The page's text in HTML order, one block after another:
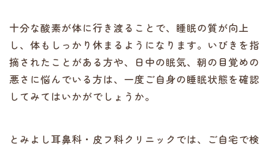
十分な酸素が体に行き渡ることで、睡眠の質が向上
し、体もしっかり休まるようになります。いびきを指
摘されたことがある方や、日中の眠気、朝の目覚めの
悪さに悩んでいる方は、一度ご自身の睡眠状態を確認
してみてはいかがでしょうか。
とみよし耳鼻科・皮フ科クリニックでは、ご自宅で検